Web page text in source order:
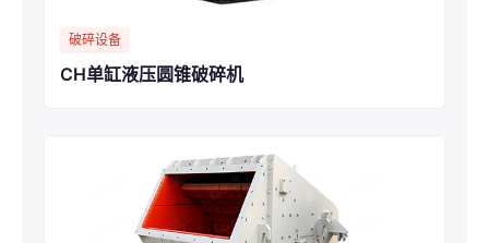
破碎设备
CH单缸液压圆锥破碎机